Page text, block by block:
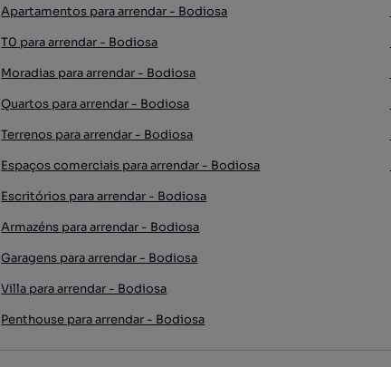
Apartamentos para arrendar - Bodiosa
T0 para arrendar - Bodiosa
Moradias para arrendar - Bodiosa
Quartos para arrendar - Bodiosa
Terrenos para arrendar - Bodiosa
Espaços comerciais para arrendar - Bodiosa
Escritórios para arrendar - Bodiosa
Armazéns para arrendar - Bodiosa
Garagens para arrendar - Bodiosa
Villa para arrendar - Bodiosa
Penthouse para arrendar - Bodiosa